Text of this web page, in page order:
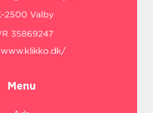
www.klikko.dk/
Menu